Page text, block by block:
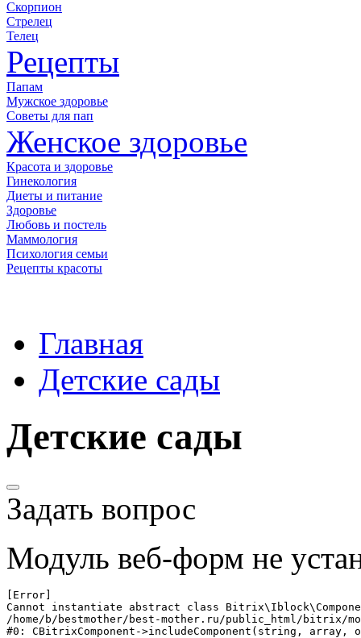
Скорпион
Стрелец
Телец
Рецепты
Папам
Мужское здоровье
Советы для пап
Женское здоровье
Красота и здоровье
Гинекология
Диеты и питание
Здоровье
Любовь и постель
Маммология
Психология семьи
Рецепты красоты
Главная
Детские сады
Детские сады
Задать вопрос
Модуль веб-форм не
[Error]
Cannot instantiate abstract class
/home/b/bestmother/best-mother.ru/public_html/bitrix/
#0: CBitrixComponent->includeComponent(string, array,